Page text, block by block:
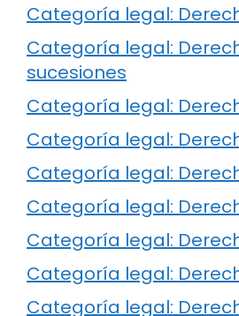
Categoría legal:
Categoría legal:
sucesiones
Categoría legal:
Categoría legal:
Categoría legal:
Categoría legal:
Categoría legal:
Categoría legal:
Categoría legal: